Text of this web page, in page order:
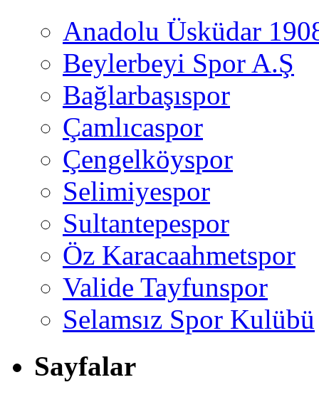
Anadolu Üsküdar
Beylerbeyi Spor A.Ş
Bağlarbaşıspor
Çamlıcaspor
Çengelköyspor
Selimiyespor
Sultantepespor
Öz Karacaahmetspor
Valide Tayfunspor
Selamsız Spor Kulübü
Sayfalar